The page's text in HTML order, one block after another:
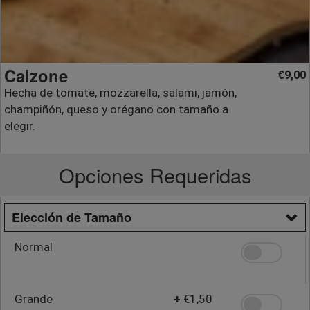
Calzone
Hecha de tomate, mozzarella, salami, jamón,
champiñón, queso y orégano con tamaño a
elegir.
€9,00
Opciones Requeridas
Elección de Tamaño
Normal
Grande + €1,50